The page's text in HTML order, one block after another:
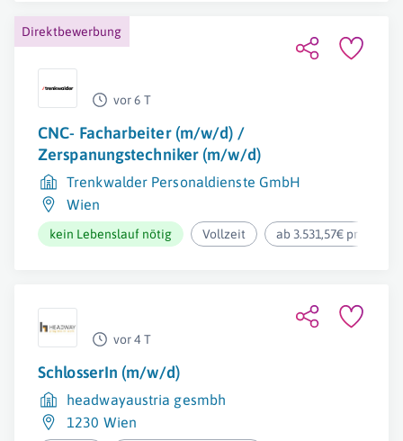
Direktbewerbung
vor 6 T
CNC- Facharbeiter (m/w/d) /
Zerspanungstechniker (m/w/d)
Trenkwalder Personaldienste GmbH
Wien
kein Lebenslauf nötig Vollzeit ab 3.531,57€ pro
vor 4 T
SchlosserIn (m/w/d)
headwayaustria gesmbh
1230 Wien